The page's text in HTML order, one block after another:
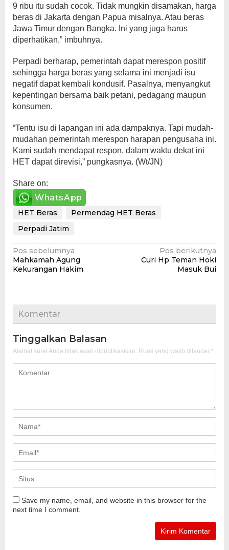
9 ribu itu sudah cocok. Tidak mungkin disamakan, harga
beras di Jakarta dengan Papua misalnya. Atau beras
Jawa Timur dengan Bangka. Ini yang juga harus
diperhatikan,” imbuhnya.
Perpadi berharap, pemerintah dapat merespon positif
sehingga harga beras yang selama ini menjadi isu
negatif dapat kembali kondusif. Pasalnya, menyangkut
kepentingan bersama baik petani, pedagang maupun
konsumen.
“Tentu isu di lapangan ini ada dampaknya. Tapi mudah-
mudahan pemerintah merespon harapan pengusaha ini.
Kami sudah mendapat respon, dalam waktu dekat ini
HET dapat direvisi,” pungkasnya. (Wt/JN)
Share on:
WhatsApp
HET Beras
Permendag HET Beras
Perpadi Jatim
Navigasi
pos
Pos sebelumnya
Mahkamah Agung
Kekurangan Hakim
Pos berikutnya
Curi Hp Teman Hoki
Masuk Bui
Komentar
Tinggalkan Balasan
Alamat surel Anda tidak akan dipublikasikan. Ruas yang wajib ditandai *
Save my name, email, and website in this browser for the
next time I comment.